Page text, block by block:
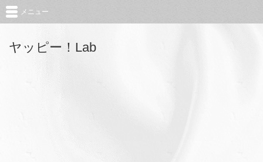
ヤッピー！Lab
メニュー